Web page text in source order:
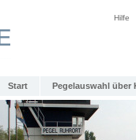
Hilfe
Start Pegelauswahl über